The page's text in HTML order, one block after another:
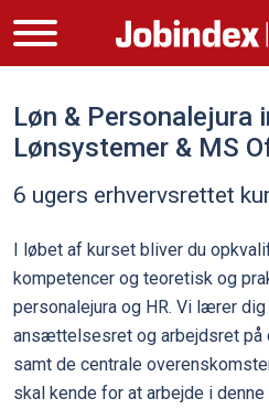
Løn & Personalejura
Lønsystemer & MS
6 ugers erhvervsrettet
I løbet af kurset bliver du
kompetencer og teoretisk og
personalejura og HR. Vi lærer
ansættelsesret og arbejdsret på
samt de centrale
skal kende for at arbejde i